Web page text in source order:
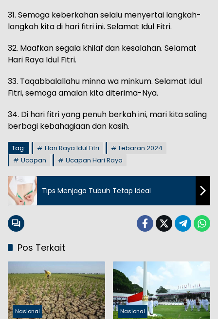
31. Semoga keberkahan selalu menyertai langkah-
langkah kita di hari fitri ini. Selamat Idul Fitri.
32. Maafkan segala khilaf dan kesalahan. Selamat
Hari Raya Idul Fitri.
33. Taqabbalallahu minna wa minkum. Selamat Idul
Fitri, semoga amalan kita diterima-Nya.
34. Di hari fitri yang penuh berkah ini, mari kita saling
berbagi kebahagiaan dan kasih.
Tag: Hari Raya Idul Fitri
Lebaran 2024
Ucapan
Ucapan Hari Raya
Tips Menjaga Tubuh Tetap Ideal
Pos Terkait
Nasional Nasional